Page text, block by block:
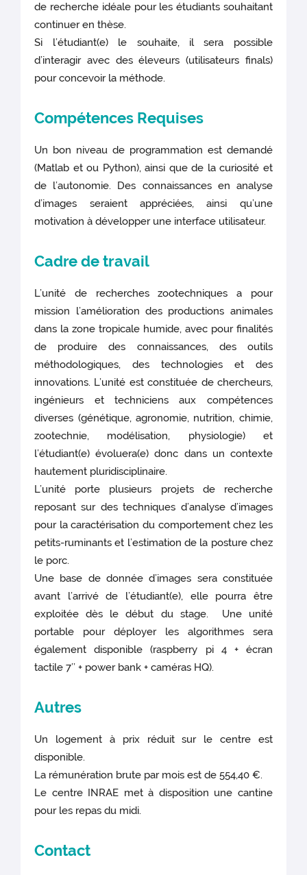
de recherche idéale pour les étudiants souhaitant
continuer en thèse.
Si l’étudiant(e) le souhaite, il sera possible
d’interagir avec des éleveurs (utilisateurs finals)
pour concevoir la méthode.
Compétences Requises
Un bon niveau de programmation est demandé
(Matlab et ou Python), ainsi que de la curiosité et
de l’autonomie. Des connaissances en analyse
d’images seraient appréciées, ainsi qu’une
motivation à développer une interface utilisateur.
Cadre de travail
L’unité de recherches zootechniques a pour
mission l’amélioration des productions animales
dans la zone tropicale humide, avec pour finalités
de produire des connaissances, des outils
méthodologiques, des technologies et des
innovations. L’unité est constituée de chercheurs,
ingénieurs et techniciens aux compétences
diverses (génétique, agronomie, nutrition, chimie,
zootechnie, modélisation, physiologie) et
l’étudiant(e) évoluera(e) donc dans un contexte
hautement pluridisciplinaire.
L’unité porte plusieurs projets de recherche
reposant sur des techniques d’analyse d’images
pour la caractérisation du comportement chez les
petits-ruminants et l’estimation de la posture chez
le porc.
Une base de donnée d’images sera constituée
avant l’arrivé de l’étudiant(e), elle pourra être
exploitée dès le début du stage. Une unité
portable pour déployer les algorithmes sera
également disponible (raspberry pi 4 + écran
tactile 7’’ + power bank + caméras HQ).
Autres
Un logement à prix réduit sur le centre est
disponible.
La rémunération brute par mois est de 554,40 €.
Le centre INRAE met à disposition une cantine
pour les repas du midi.
Contact